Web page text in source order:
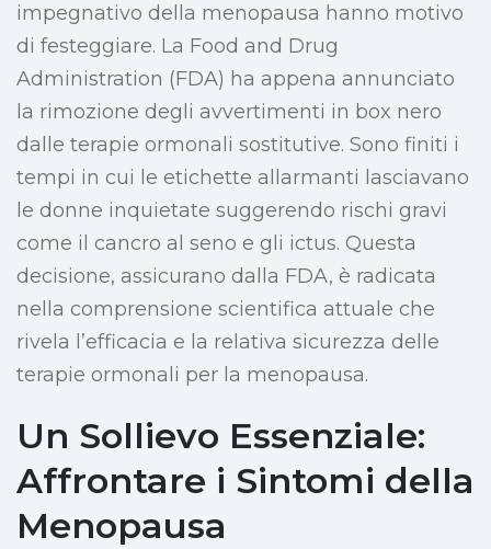
impegnativo della menopausa hanno motivo
di festeggiare. La Food and Drug
Administration (FDA) ha appena annunciato
la rimozione degli avvertimenti in box nero
dalle terapie ormonali sostitutive. Sono finiti i
tempi in cui le etichette allarmanti lasciavano
le donne inquietate suggerendo rischi gravi
come il cancro al seno e gli ictus. Questa
decisione, assicurano dalla FDA, è radicata
nella comprensione scientifica attuale che
rivela l’efficacia e la relativa sicurezza delle
terapie ormonali per la menopausa.
Un Sollievo Essenziale:
Affrontare i Sintomi della
Menopausa